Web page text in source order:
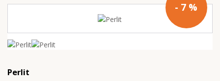
- 7 %
Perlit